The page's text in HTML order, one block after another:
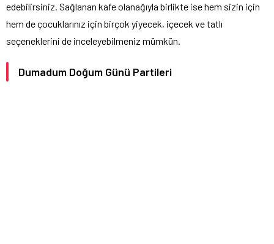
edebilirsiniz. Sağlanan kafe olanağıyla birlikte ise hem sizin için
hem de çocuklarınız için birçok yiyecek, içecek ve tatlı
seçeneklerini de inceleyebilmeniz mümkün.
Dumadum Doğum Günü Partileri